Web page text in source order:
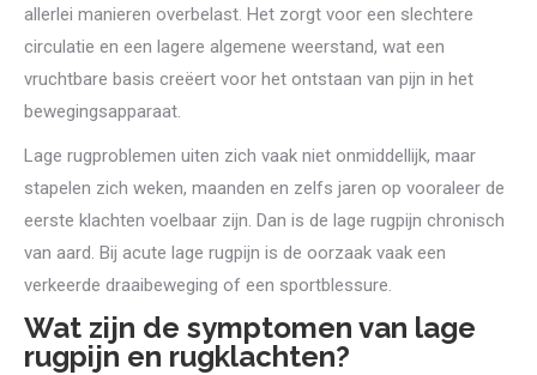
allerlei manieren overbelast. Het zorgt voor een slechtere
circulatie en een lagere algemene weerstand, wat een
vruchtbare basis creëert voor het ontstaan van pijn in het
bewegingsapparaat.
Lage rugproblemen uiten zich vaak niet onmiddellijk, maar
stapelen zich weken, maanden en zelfs jaren op vooraleer de
eerste klachten voelbaar zijn. Dan is de lage rugpijn chronisch
van aard. Bij acute lage rugpijn is de oorzaak vaak een
verkeerde draaibeweging of een sportblessure.
Wat zijn de symptomen van lage
rugpijn en rugklachten?